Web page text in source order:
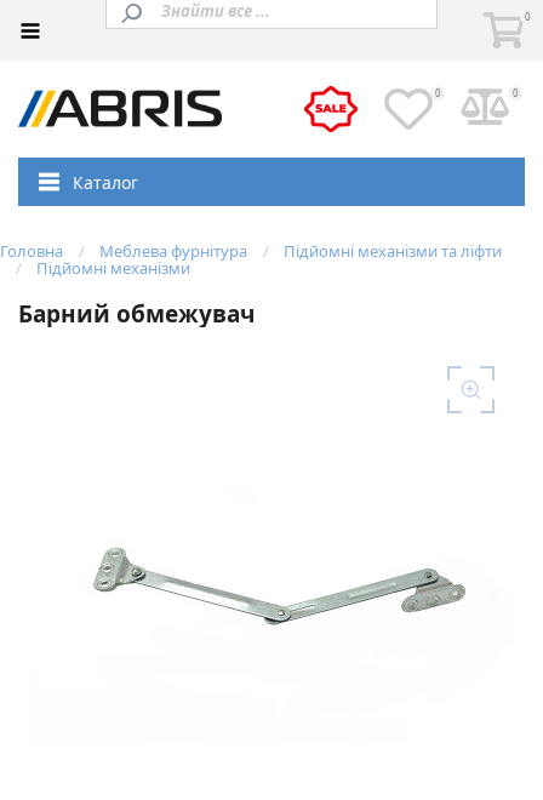
0
0 0
Каталог
Головна Меблева фурнітура Підйомні механізми та ліфти
Підйомні механізми
Барний обмежувач